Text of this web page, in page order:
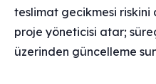
teslimat gecikmesi riskini
proje yöneticisi atar;
üzerinden güncelleme